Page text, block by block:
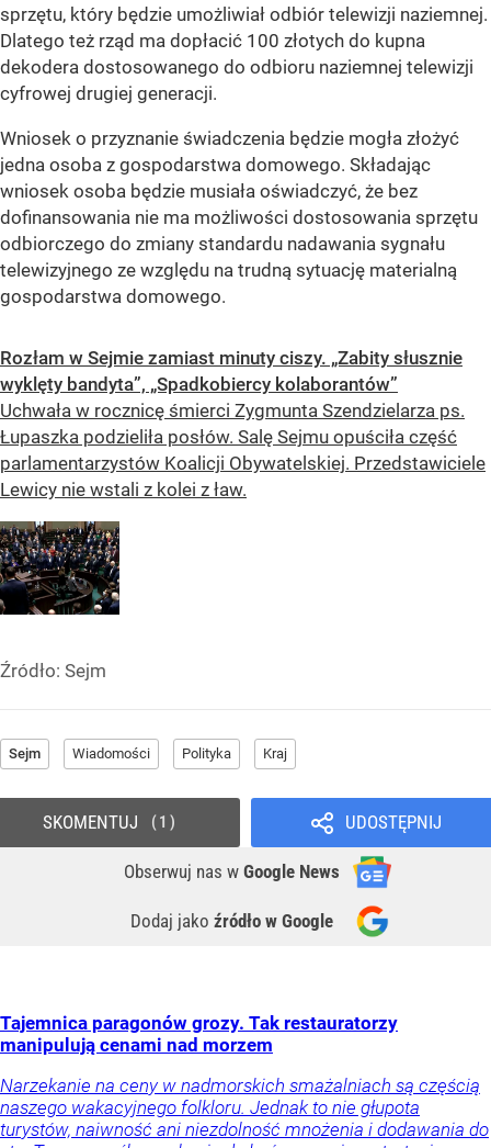
sprzętu, który będzie umożliwiał odbiór telewizji naziemnej.
Dlatego też rząd ma dopłacić 100 złotych do kupna
dekodera dostosowanego do odbioru naziemnej telewizji
cyfrowej drugiej generacji.
Wniosek o przyznanie świadczenia będzie mogła złożyć
jedna osoba z gospodarstwa domowego. Składając
wniosek osoba będzie musiała oświadczyć, że bez
dofinansowania nie ma możliwości dostosowania sprzętu
odbiorczego do zmiany standardu nadawania sygnału
telewizyjnego ze względu na trudną sytuację materialną
gospodarstwa domowego.
Rozłam w Sejmie zamiast minuty ciszy. „Zabity słusznie
wyklęty bandyta”, „Spadkobiercy kolaborantów”
Uchwała w rocznicę śmierci Zygmunta Szendzielarza ps.
Łupaszka podzieliła posłów. Salę Sejmu opuściła część
parlamentarzystów Koalicji Obywatelskiej. Przedstawiciele
Lewicy nie wstali z kolei z ław.
Źródło: Sejm
Sejm Wiadomości Polityka Kraj
UDOSTĘPNIJ
Obserwuj nas w Google News
Dodaj jako źródło w Google
SKOMENTUJ 1
Tajemnica paragonów grozy. Tak restauratorzy
manipulują cenami nad morzem
Narzekanie na ceny w nadmorskich smażalniach są częścią
naszego wakacyjnego folkloru. Jednak to nie głupota
turystów, naiwność ani niezdolność mnożenia i dodawania do